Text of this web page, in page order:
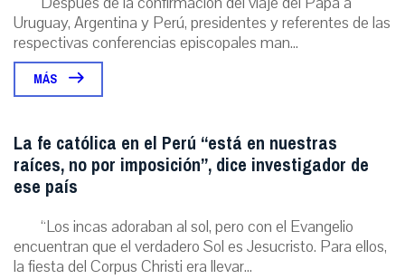
Uruguay, Argentina y Perú, presidentes y referentes de las
respectivas conferencias episcopales man...
MÁS
La fe católica en el Perú “está en nuestras
raíces, no por imposición”, dice investigador de
ese país
“Los incas adoraban al sol, pero con el Evangelio
encuentran que el verdadero Sol es Jesucristo. Para ellos,
la fiesta del Corpus Christi era llevar...